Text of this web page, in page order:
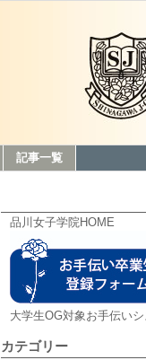
記事一覧
品川女子学院HOME
大学生OG対象お手伝い
カテゴリー